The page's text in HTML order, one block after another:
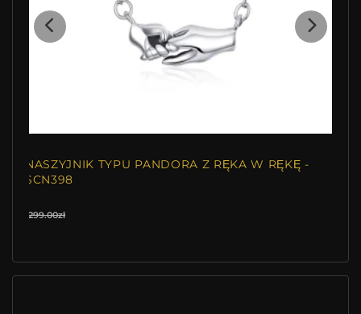
NASZYJNIK TYPU PANDORA Z RĘKA W RĘKĘ -
SCN398
299.00zł